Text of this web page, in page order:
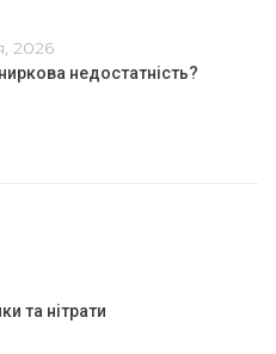
2026
недостатність?
та нітрати